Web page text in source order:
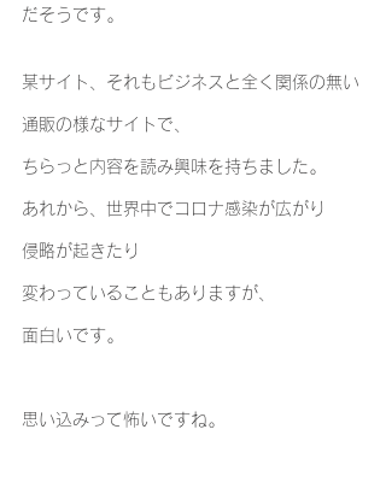
だそうです｡
某サイト、それもビジネスと全く関係の無い
通販の様なサイトで、
ちらっと内容を読み興味を持ちました｡
あれから、世界中でコロナ感染が広がり
侵略が起きたり
変わっていることもありますが、
面白いです｡
思い込みって怖いですね｡